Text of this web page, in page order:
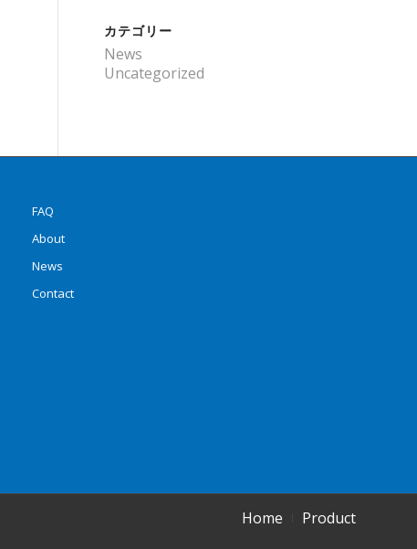
カテゴリー
News
Uncategorized
FAQ
About
News
Contact
Home Product